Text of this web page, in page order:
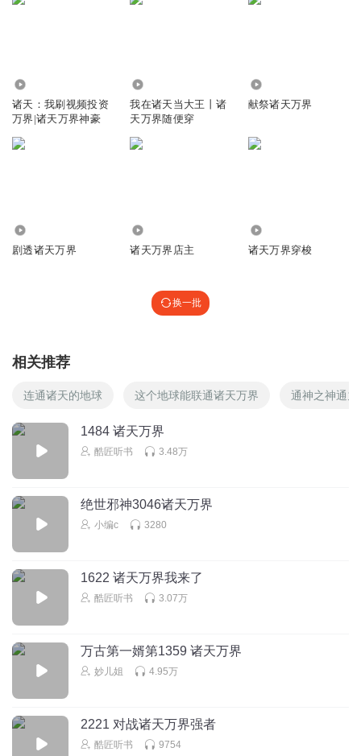
诸天：我刷视频投资
万界|诸天万界神豪
我在诸天当大王丨诸
天万界随便穿
献祭诸天万界
剧透诸天万界 诸天万界店主 诸天万界穿梭
换一批
相关推荐
连通诸天的地球 这个地球能联通诸天万界 通神之神通九
1484 诸天万界
酷匠听书 3.48万
绝世邪神3046诸天万界
小编c 3280
1622 诸天万界我来了
酷匠听书 3.07万
万古第一婿第1359 诸天万界
妙儿姐 4.95万
2221 对战诸天万界强者
酷匠听书 9754